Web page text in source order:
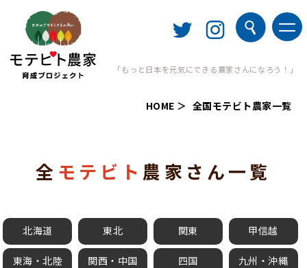
「もっと日本を元気にできる農家さんになろう！」
HOME 全国モテビト農家一覧
全 モテビト 農家さん一覧
北海道 東北 関東 甲信越
東海・北陸 関西・中国 四国 九州・沖縄